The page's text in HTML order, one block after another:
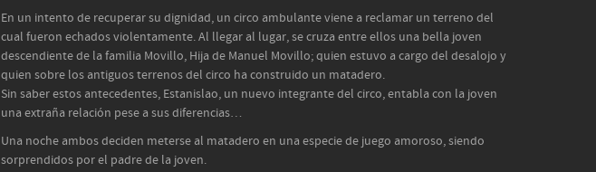
En un intento de recuperar su dignidad, un circo ambulante viene a reclamar un terreno del
cual fueron echados violentamente. Al llegar al lugar, se cruza entre ellos una bella joven
descendiente de la familia Movillo, Hija de Manuel Movillo; quien estuvo a cargo del desalojo y
quien sobre los antiguos terrenos del circo ha construido un matadero.
Sin saber estos antecedentes, Estanislao, un nuevo integrante del circo, entabla con la joven
una extraña relación pese a sus diferencias…
Una noche ambos deciden meterse al matadero en una especie de juego amoroso, siendo
sorprendidos por el padre de la joven.